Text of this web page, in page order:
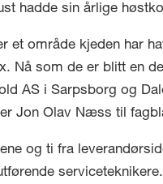
hadde sin årlige
et område kjeden har
Nå som de er blitt en
AS i Sarpsborg og
Jon Olav Næss til
og ti fra
serviceteknikere.